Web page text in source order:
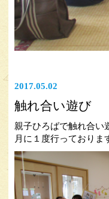
2017.05.02
触れ合い遊び
親子ひろばで触れ合い
月に１度行っており